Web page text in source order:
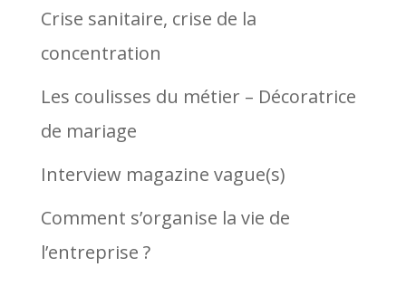
Crise sanitaire, crise de la
concentration
Les coulisses du métier – Décoratrice
de mariage
Interview magazine vague(s)
Comment s’organise la vie de
l’entreprise ?